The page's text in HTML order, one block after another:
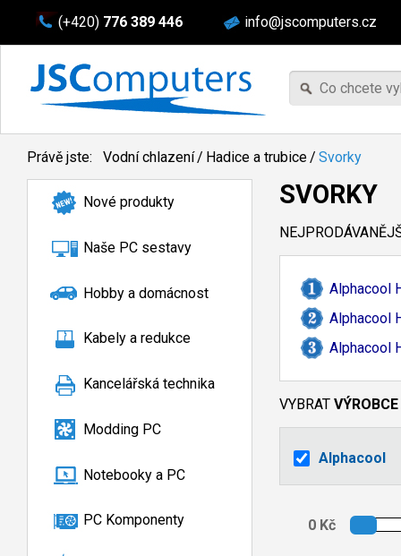
(+420) 776 389 446 info@jscomputers.cz
Právě jste: Vodní chlazení/ Hadice a trubice/ Svorky
Nové produkty
Naše PC sestavy
Hobby a domácnost
Kabely a redukce
Kancelářská technika
Modding PC
Notebooky a PC
PC Komponenty
SVORKY
Alphacool
Alphacool
Alphacool
VYBRAT VÝROBCE
Alphacool